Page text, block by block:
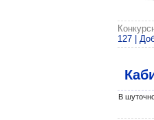
127 |
В